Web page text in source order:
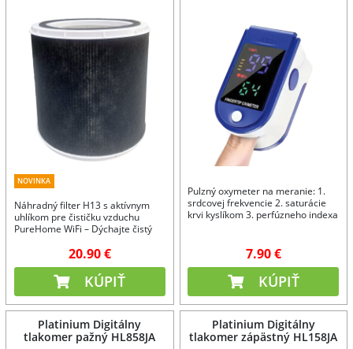
NOVINKA
Náhradný filter H13 s aktívnym
uhlíkom pre čističku vzduchu
PureHome WiFi – Dýchajte čistý
20.90 €
KÚPIŤ
Pulzný oxymeter na meranie: 1.
srdcovej frekvencie 2. saturácie
krvi kyslíkom 3. perfúzneho indexa
7.90 €
KÚPIŤ
Platinium Digitálny
tlakomer pažný HL858JA
Platinium Digitálny
tlakomer zápästný HL158JA